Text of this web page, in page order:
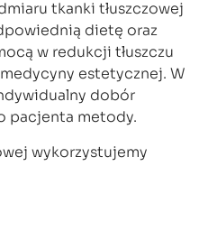
tkanki tłuszczowej
dietę oraz
w redukcji tłuszczu
estetycznej. W
dobór
pacjenta metody.
wykorzystujemy